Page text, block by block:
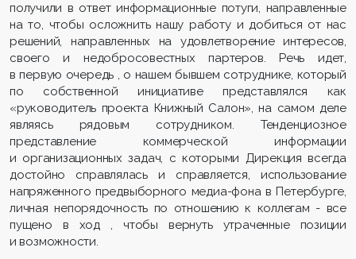
получили в ответ информационные потуги, направленные
на то, чтобы осложнить нашу работу и добиться от нас
решений, направленных на удовлетворение интересов,
своего и недобросовестных партеров. Речь идет,
в первую очередь , о нашем бывшем сотруднике, который
по собственной инициативе представлялся как
«руководитель проекта Книжный Салон», на самом деле
являясь рядовым сотрудником. Тенденциозное
представление коммерческой информации
и организационных задач, с которыми Дирекция всегда
достойно справлялась и справляется, использование
напряженного предвыборного медиа-фона в Петербурге,
личная непорядочность по отношению к коллегам - все
пущено в ход , чтобы вернуть утраченные позиции
и возможности.